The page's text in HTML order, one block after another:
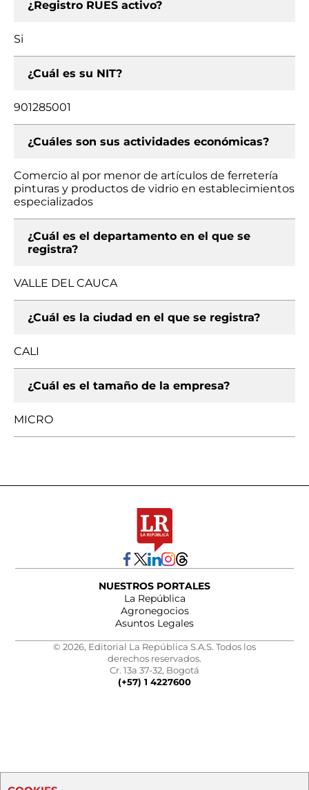
¿Registro RUES activo?
Si
¿Cuál es su NIT?
901285001
¿Cuáles son sus actividades económicas?
Comercio al por menor de artículos de ferretería
pinturas y productos de vidrio en establecimientos
especializados
¿Cuál es el departamento en el que se
registra?
VALLE DEL CAUCA
¿Cuál es la ciudad en el que se registra?
CALI
¿Cuál es el tamaño de la empresa?
MICRO
NUESTROS PORTALES
La República
Agronegocios
Asuntos Legales
© 2026, Editorial La República S.A.S. Todos los
derechos reservados.
Cr. 13a 37-32, Bogotá
(+57) 1 4227600